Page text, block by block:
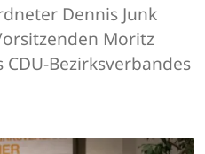
Dennis Junk
Moritz
Bezirksverbandes